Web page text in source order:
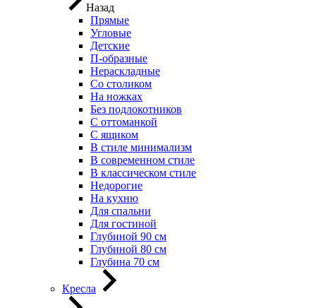
Назад
Прямые
Угловые
Детские
П-образные
Нераскладные
Со столиком
На ножках
Без подлокотников
С оттоманкой
С ящиком
В стиле минимализм
В современном стиле
В классическом стиле
Недорогие
На кухню
Для спальни
Для гостиной
Глубиной 90 см
Глубиной 80 см
Глубина 70 см
Кресла